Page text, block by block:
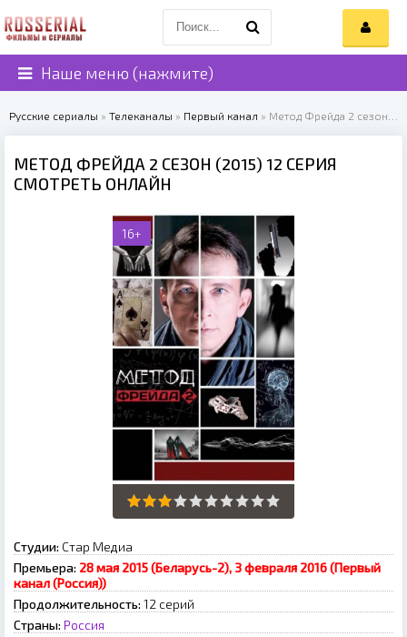
Наше меню (нажмите)
Русские сериалы » Телеканалы » Первый канал » Метод Фрейда 2 сезон (2015)
МЕТОД ФРЕЙДА 2 СЕЗОН (2015) 12 СЕРИЯ
СМОТРЕТЬ ОНЛАЙН
16+
Студии: Стар Медиа
Премьера: 28 мая 2015 (Беларусь-2), 3 февраля 2016 (Первый
канал (Россия))
Продолжительность: 12 серий
Страны: Россия